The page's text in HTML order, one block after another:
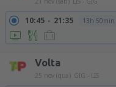
10:45 21:35 13h 50min
Volta
25 nov (qua) GIG - LIS